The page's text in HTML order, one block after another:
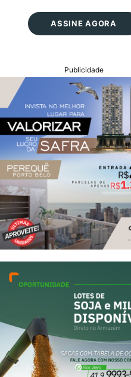
ASSINE AGORA
Publicidade